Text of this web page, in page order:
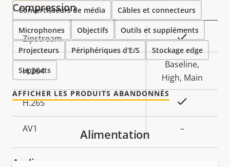
Compression
Description
de la
propriété
Valeur de
la
Zipstream Oui
H.264
Baseline,
High, Main
H.265
AV1 –
Audio
Convertisseurs de média Câbles et connecteurs
Microphones Objectifs Outils et suppléments
Projecteurs Périphériques d'E/S Stockage edge
Supports
AFFICHER LES PRODUITS ABANDONNÉS
Alimentation